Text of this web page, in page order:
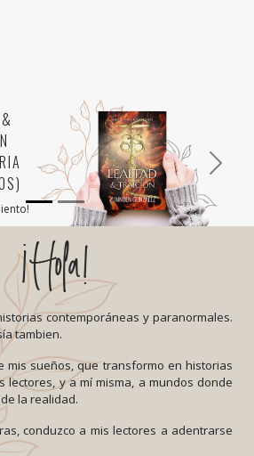
contemporáneas y paranormales.
tambien.
mis sueños, que transformo en historias
lectores, y a mí misma, a mundos donde
la realidad.
conduzco a mis lectores a adentrarse